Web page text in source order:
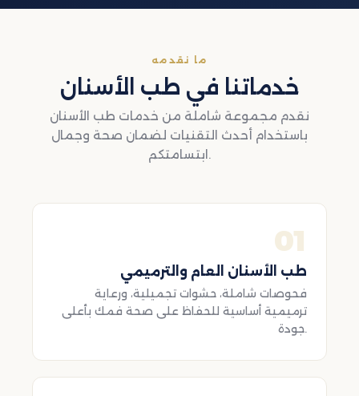
ما نقدمه
خدماتنا في طب الأسنان
نقدم مجموعة شاملة من خدمات طب الأسنان
باستخدام أحدث التقنيات لضمان صحة وجمال
ابتسامتكم.
01
طب الأسنان العام والترميمي
فحوصات شاملة، حشوات تجميلية، ورعاية
ترميمية أساسية للحفاظ على صحة فمك بأعلى
جودة.